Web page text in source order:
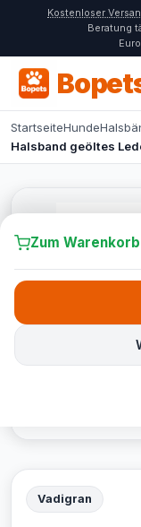
Kostenloser
Beratung
StartseiteHunde
Halsband geöltes
Vadigran
Zum